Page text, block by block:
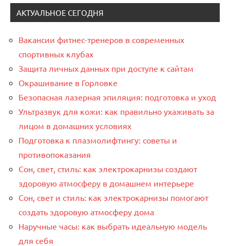
АКТУАЛЬНОЕ СЕГОДНЯ
Вакансии фитнес-тренеров в современных
спортивных клубах
Защита личных данных при доступе к сайтам
Окрашивание в Горловке
Безопасная лазерная эпиляция: подготовка и уход
Ультразвук для кожи: как правильно ухаживать за
лицом в домашних условиях
Подготовка к плазмолифтингу: советы и
противопоказания
Сон, свет, стиль: как электрокарнизы создают
здоровую атмосферу в домашнем интерьере
Сон, свет и стиль: как электрокарнизы помогают
создать здоровую атмосферу дома
Наручные часы: как выбрать идеальную модель
для себя